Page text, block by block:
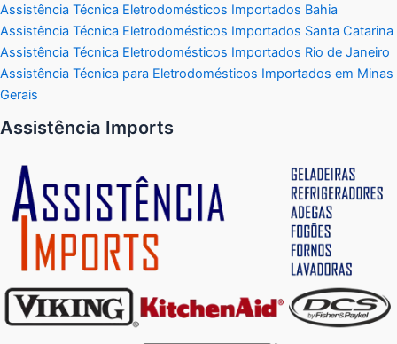
Assistência Técnica Eletrodomésticos Importados Bahia
Assistência Técnica Eletrodomésticos Importados Santa Catarina
Assistência Técnica Eletrodomésticos Importados Rio de Janeiro
Assistência Técnica para Eletrodomésticos Importados em Minas
Gerais
Assistência Imports